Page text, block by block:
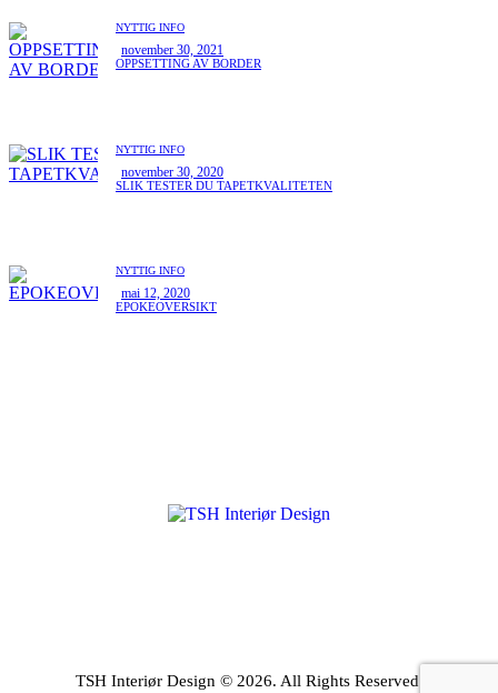
NYTTIG INFO
november 30, 2021
OPPSETTING AV BORDER
NYTTIG INFO
november 30, 2020
SLIK TESTER DU TAPETKVALITETEN
NYTTIG INFO
mai 12, 2020
EPOKEOVERSIKT
TSH Interiør Design © 2026. All Rights Reserved.